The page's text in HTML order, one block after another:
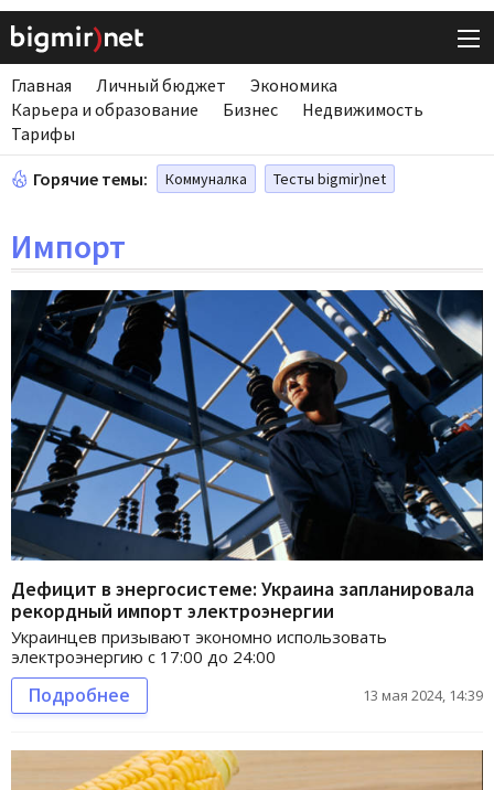
Главная Личный бюджет
Экономика
Карьера и образование
Бизнес
Недвижимость
Тарифы
Горячие темы: Коммуналка Тесты bigmir)net
Импорт
Дефицит в энергосистеме: Украина запланировала
рекордный импорт электроэнергии
Украинцев призывают экономно использовать
электроэнергию с 17:00 до 24:00
Подробнее 13 мая 2024, 14:39